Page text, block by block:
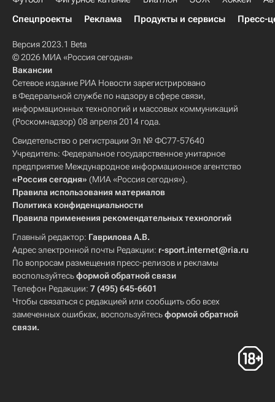
Спецпроекты
Реклама Продукты и сервисы Пресс-
Версия 2023.1 Beta
© 2026 МИА «Россия сегодня»
Вакансии
Сетевое издание РИА Новости зарегистрировано
в Федеральной службе по надзору в сфере связи,
информационных технологий и массовых коммуникаций
(Роскомнадзор) 08 апреля 2014 года.
Свидетельство о регистрации Эл № ФС77-57640
Учредитель: Федеральное государственное унитарное
предприятие Международное информационное агентство
«Россия сегодня» (МИА «Россия сегодня»).
Правила использования материалов
Политика конфиденциальности
Правила применения рекомендательных технологий
Главный редактор: Гаврилова А.В.
Адрес электронной почты Редакции: r-sport.internet@ria.ru
По вопросам размещения пресс-релизов и рекламы
воспользуйтесьформой обратной связи
Телефон Редакции: 7 (495) 645-6601
Чтобы связаться с редакцией или сообщить обо всех
замеченных ошибках, воспользуйтесьформой обратной
связи.